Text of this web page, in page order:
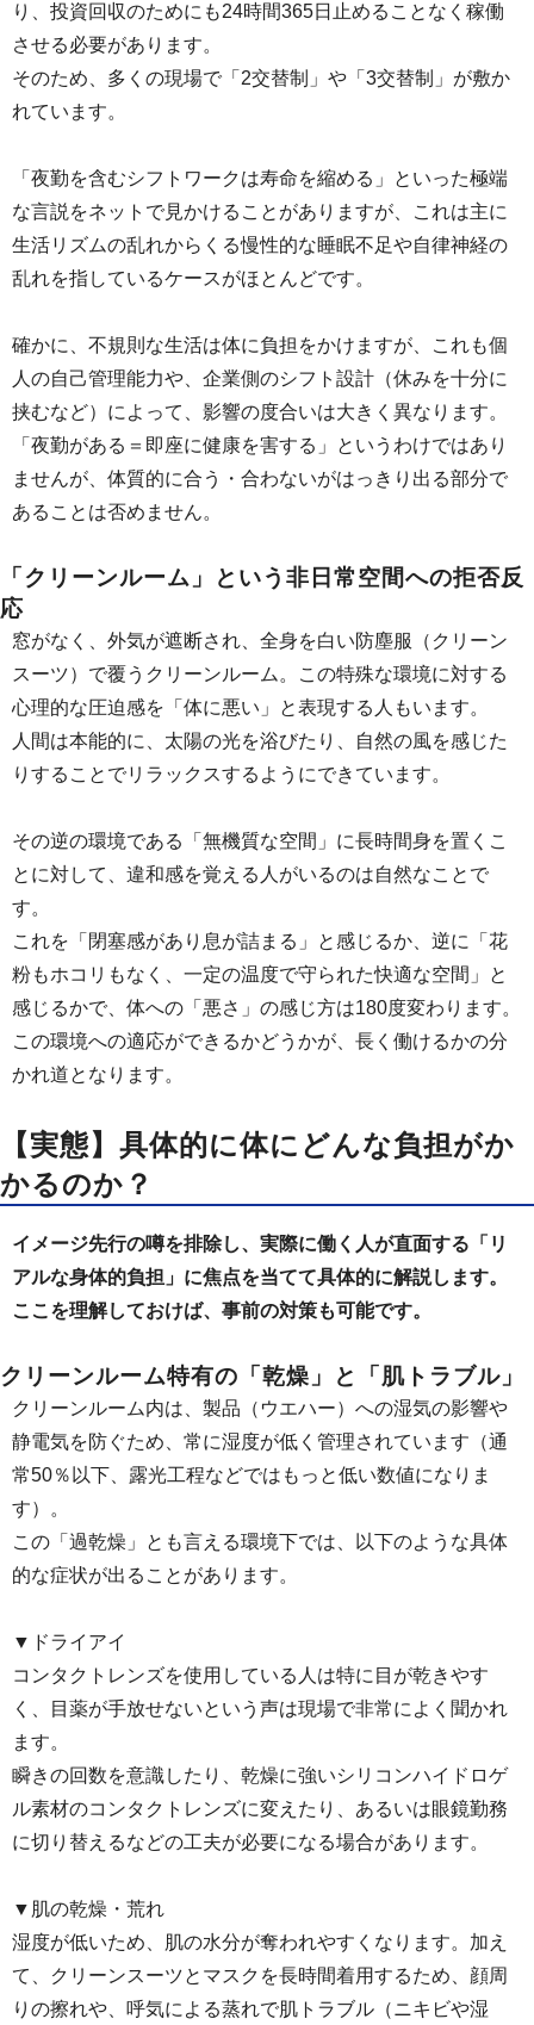
り、投資回収のためにも24時間365日止めることなく稼働
させる必要があります。
そのため、多くの現場で「2交替制」や「3交替制」が敷か
れています。
「夜勤を含むシフトワークは寿命を縮める」といった極端
な言説をネットで見かけることがありますが、これは主に
生活リズムの乱れからくる慢性的な睡眠不足や自律神経の
乱れを指しているケースがほとんどです。
確かに、不規則な生活は体に負担をかけますが、これも個
人の自己管理能力や、企業側のシフト設計（休みを十分に
挟むなど）によって、影響の度合いは大きく異なります。
「夜勤がある＝即座に健康を害する」というわけではあり
ませんが、体質的に合う・合わないがはっきり出る部分で
あることは否めません。
「クリーンルーム」という非日常空間への拒否反
応
窓がなく、外気が遮断され、全身を白い防塵服（クリーン
スーツ）で覆うクリーンルーム。この特殊な環境に対する
心理的な圧迫感を「体に悪い」と表現する人もいます。
人間は本能的に、太陽の光を浴びたり、自然の風を感じた
りすることでリラックスするようにできています。
その逆の環境である「無機質な空間」に長時間身を置くこ
とに対して、違和感を覚える人がいるのは自然なことで
す。
これを「閉塞感があり息が詰まる」と感じるか、逆に「花
粉もホコリもなく、一定の温度で守られた快適な空間」と
感じるかで、体への「悪さ」の感じ方は180度変わります。
この環境への適応ができるかどうかが、長く働けるかの分
かれ道となります。
【実態】具体的に体にどんな負担がか
かるのか？
イメージ先行の噂を排除し、実際に働く人が直面する「リ
アルな身体的負担」に焦点を当てて具体的に解説します。
ここを理解しておけば、事前の対策も可能です。
クリーンルーム特有の「乾燥」と「肌トラブル」
クリーンルーム内は、製品（ウエハー）への湿気の影響や
静電気を防ぐため、常に湿度が低く管理されています（通
常50％以下、露光工程などではもっと低い数値になりま
す）。
この「過乾燥」とも言える環境下では、以下のような具体
的な症状が出ることがあります。
▼ドライアイ
コンタクトレンズを使用している人は特に目が乾きやす
く、目薬が手放せないという声は現場で非常によく聞かれ
ます。
瞬きの回数を意識したり、乾燥に強いシリコンハイドロゲ
ル素材のコンタクトレンズに変えたり、あるいは眼鏡勤務
に切り替えるなどの工夫が必要になる場合があります。
▼肌の乾燥・荒れ
湿度が低いため、肌の水分が奪われやすくなります。加え
て、クリーンスーツとマスクを長時間着用するため、顔周
りの擦れや、呼気による蒸れで肌トラブル（ニキビや湿